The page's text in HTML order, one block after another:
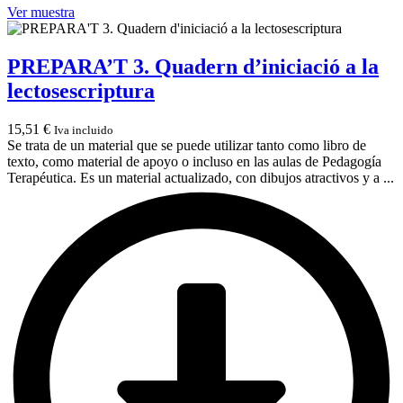
Ver muestra
PREPARA’T 3. Quadern d’iniciació a la
lectosescriptura
15,51 € Iva incluido
Se trata de un material que se puede utilizar tanto como libro de
texto, como material de apoyo o incluso en las aulas de Pedagogía
Terapéutica. Es un material actualizado, con dibujos atractivos y a ...